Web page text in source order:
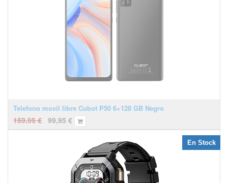
Telefono movil libre Cubot P50 6+128 GB Negro
159,95€ 99,95 €
En Stock